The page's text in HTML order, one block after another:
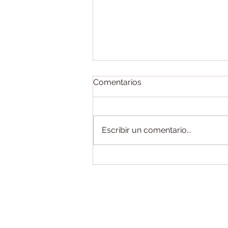
Comentarios
Escribir un comentario...